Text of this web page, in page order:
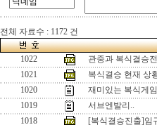
전체 자료수 : 1172 건
1022
관중과 복식결승전
1021
복식결승 현재 상
1020
재미있는 복식게임
1019
서브엔발리..
1018
[복식결승진출]임